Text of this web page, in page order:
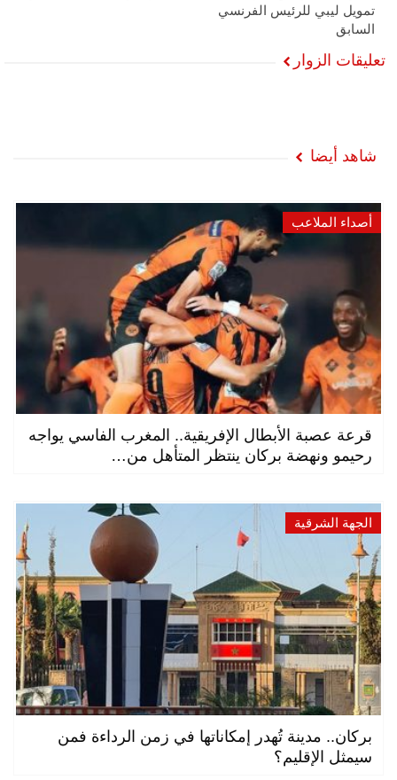
تمويل ليبي للرئيس الفرنسي
السابق
تعليقات الزوار
شاهد أيضا
أصداء الملاعب
قرعة عصبة الأبطال الإفريقية.. المغرب الفاسي يواجه
رحيمو ونهضة بركان ينتظر المتأهل من…
الجهة الشرقية
بركان.. مدينة تُهدر إمكاناتها في زمن الرداءة فمن
سيمثل الإقليم؟